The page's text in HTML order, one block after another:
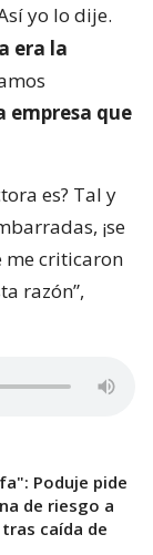
yo lo dije.
era la
empresa que
es? Tal y
¡se
me criticaron
razón”,
Poduje pide
de riesgo a
caída de